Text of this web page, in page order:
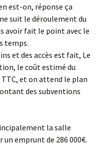
est-on, réponse ça
suit le déroulement du
avoir fait le point avec le
temps.
et des accès est fait, Le
le coût estimé du
TTC, et on attend le plan
des subventions
la salle
un emprunt de 286 000€.